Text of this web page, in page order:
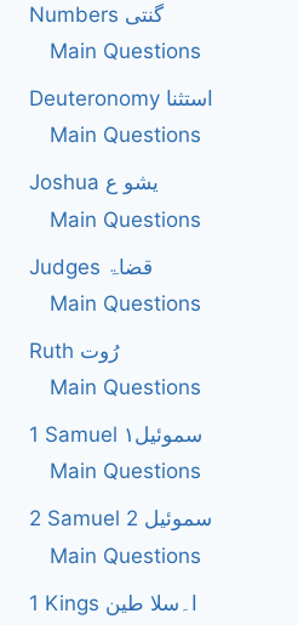
Numbers گنتی
Main Questions
Deuteronomy استثنا
Main Questions
Joshua یشو ع
Main Questions
Judges قضاۃ
Main Questions
Ruth رُوت
Main Questions
1 Samuel سموئیل۱
Main Questions
2 Samuel 2 سموئیل
Main Questions
1 Kings ا۔سلا طین